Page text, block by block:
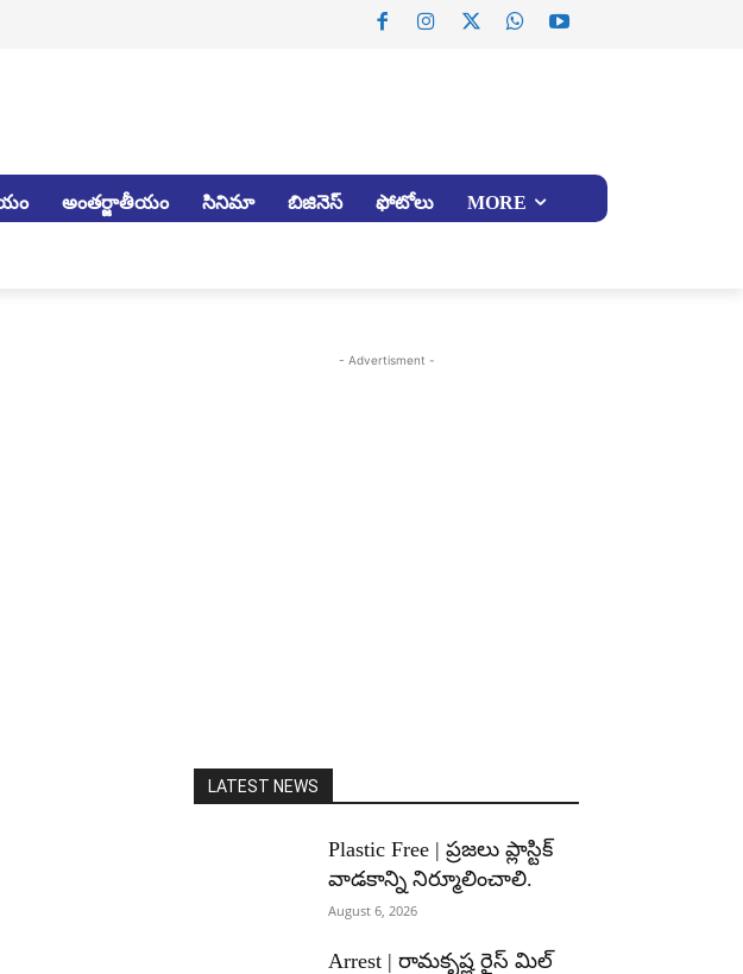
అంతర్జాతీయం సినిమా బిజినెస్ ఫోటోలు MORE
- Advertisment -
LATEST NEWS
Plastic Free | ప్రజలు ప్లాస్టిక్
వాడకాన్ని నిర్మూలించాలి.
August 6, 2026
Arrest | రామకృష్ణ రైస్ మిల్